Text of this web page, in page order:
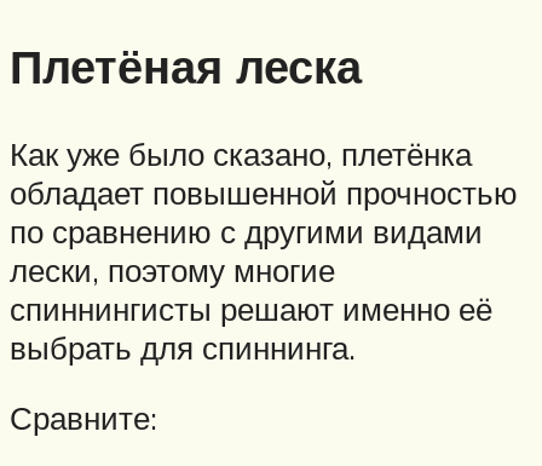
Плетёная леска
Как уже было сказано, плетёнка
обладает повышенной прочностью
по сравнению с другими видами
лески, поэтому многие
спиннингисты решают именно её
выбрать для спиннинга.
Сравните: